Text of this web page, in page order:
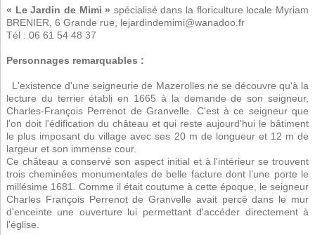
« Le Jardin de Mimi » spécialisé dans la floriculture locale Myriam
BRENIER, 6 Grande rue, lejardindemimi@wanadoo.fr
Tél : 06 61 54 48 37
Personnages remarquables :
L'existence d'une seigneurie de Mazerolles ne se découvre qu'à la
lecture du terrier établi en 1665 à la demande de son seigneur,
Charles-François Perrenot de Granvelle. C'est à ce seigneur que
l'on doit l'édification du château et qui reste aujourd'hui le bâtiment
le plus imposant du village avec ses 20 m de longueur et 12 m de
largeur et son immense cour.
Ce château a conservé son aspect initial et à l'intérieur se trouvent
trois cheminées monumentales de belle facture dont l’une porte le
millésime 1681. Comme il était coutume à cette époque, le seigneur
Charles François Perrenot de Granvelle avait percé dans le mur
d'enceinte une ouverture lui permettant d'accéder directement à
l'église.